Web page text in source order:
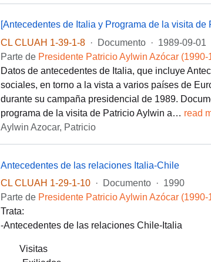
CL CLUAH 1-39-1-8
· Documento · 1989-09-01
Parte de Presidente Patricio Aylwin Azócar (1990-
Datos de antecedentes de Italia, que incluye
sociales, en torno a la vista a varios países de
durante su campaña presidencial de 1989.
programa de la visita de Patricio Aylwin a… read
Aylwin Azocar, Patricio
Antecedentes de las relaciones Italia-Chile
CL CLUAH 1-29-1-10
· Documento · 1990
Parte de Presidente Patricio Aylwin Azócar (1990-
Trata:
-Antecedentes de las relaciones Chile-Italia
Visitas